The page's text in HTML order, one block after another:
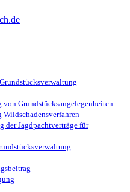
Grundstücksangelegenheiten
der Jagdpachtverträge für